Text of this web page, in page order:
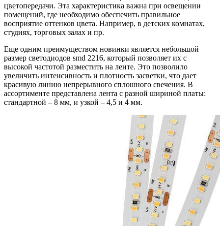
цветопередачи. Эта характеристика важна при освещении
помещений, где необходимо обеспечить правильное
восприятие оттенков цвета. Например, в детских комнатах,
студиях, торговых залах и пр.
Еще одним преимуществом новинки является небольшой
размер светодиодов smd 2216, который позволяет их с
высокой частотой разместить на ленте. Это позволило
увеличить интенсивность и плотность засветки, что дает
красивую линию непрерывного сплошного свечения. В
ассортименте представлена лента с разной шириной платы:
стандартной – 8 мм, и узкой – 4,5 и 4 мм.